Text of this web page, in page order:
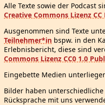
Alle Texte sowie der Podcast
Creative Commons Lizenz CC
Ausgenommen sind Texte
Teilnehmer*in bspw. in den
Erlebnisbericht, diese sind
Commons Lizenz CC0 1.0
Eingebette Medien
Bilder haben
Rücksprache mit uns